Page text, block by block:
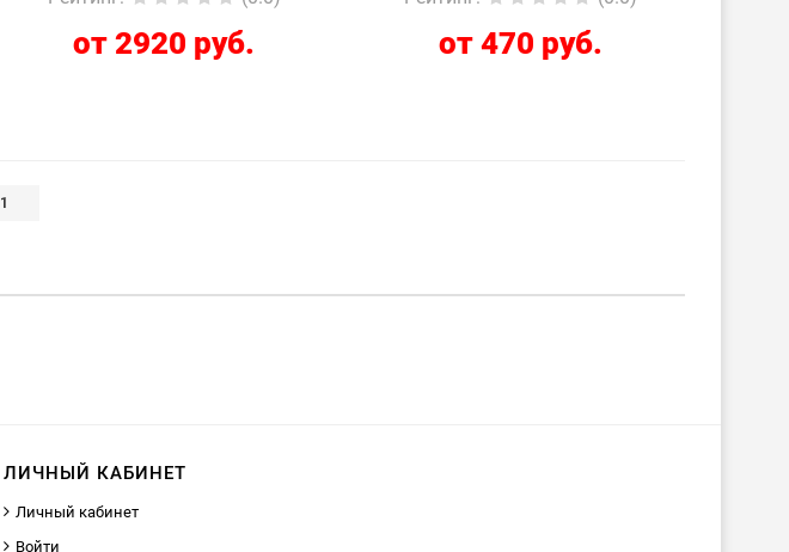
от 2920 руб. от 470 руб.
1
ЛИЧНЫЙ КАБИНЕТ
Личный кабинет
Войти